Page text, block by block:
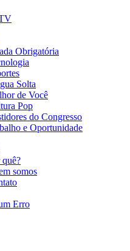
Obrigatória
Solta
de Você
Pop
do Congresso
e Oportunidade
quê?
somos
Erro